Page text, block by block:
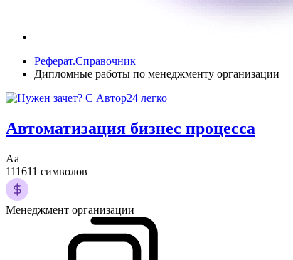
Реферат.Справочник
Дипломные работы по менеджменту организации
Автоматизация бизнес процесса
Аа
111611 символов
Менеджмент организации